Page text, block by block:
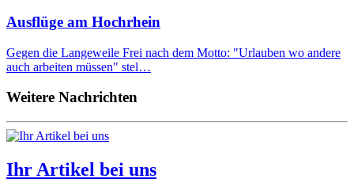
Ausflüge am Hochrhein
Gegen die Langeweile Frei nach dem Motto: "Urlauben wo andere
auch arbeiten müssen" stel…
Weitere Nachrichten
Ihr Artikel bei uns